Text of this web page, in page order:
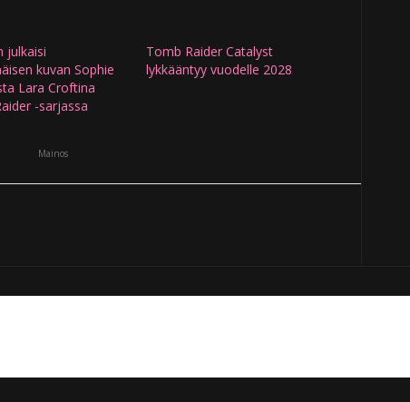
julkaisi
kuvan Sophie
Lara Croftina
-sarjassa
Tomb Raider Catalyst
lykkääntyy vuodelle 2028
Mainos